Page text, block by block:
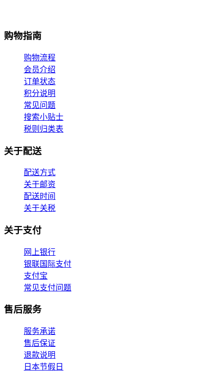
购物指南
购物流程
会员介绍
订单状态
积分说明
常见问题
搜索小贴士
税则归类表
关于配送
配送方式
关于邮资
配送时间
关于关税
关于支付
网上银行
银联国际支付
支付宝
常见支付问题
售后服务
服务承诺
售后保证
退款说明
日本节假日